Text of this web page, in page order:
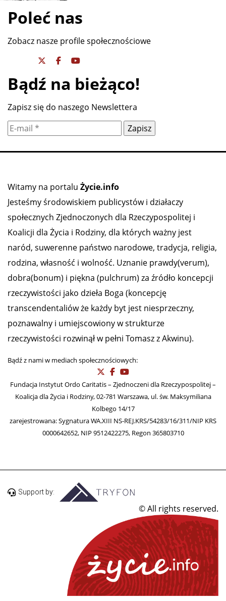
Poleć nas
Zobacz nasze profile społecznościowe
Bądź na bieżąco!
Zapisz się do naszego Newslettera
Witamy na portalu Życie.info
Jesteśmy środowiskiem publicystów i działaczy
społecznych Zjednoczonych dla Rzeczypospolitej i
Koalicji dla Życia i Rodziny, dla których ważny jest
naród, suwerenne państwo narodowe, tradycja, religia,
rodzina, własność i wolność. Uznanie prawdy(verum),
dobra(bonum) i piękna (pulchrum) za źródło koncepcji
rzeczywistości jako dzieła Boga (koncepcję
transcendentaliów że każdy byt jest niesprzeczny,
poznawalny i umiejscowiony w strukturze
rzeczywistości rozwinął w pełni Tomasz z Akwinu).
Bądź z nami w mediach społecznościowych:
Fundacja Instytut Ordo Caritatis – Zjednoczeni dla Rzeczypospolitej –
Koalicja dla Życia i Rodziny, 02-781 Warszawa, ul. św. Maksymiliana
Kolbego 14/17
zarejestrowana: Sygnatura WA.XIII NS-REJ.KRS/54283/16/311/NIP KRS
0000642652, NIP 9512422275, Regon 365803710
Support by:
© All rights reserved.